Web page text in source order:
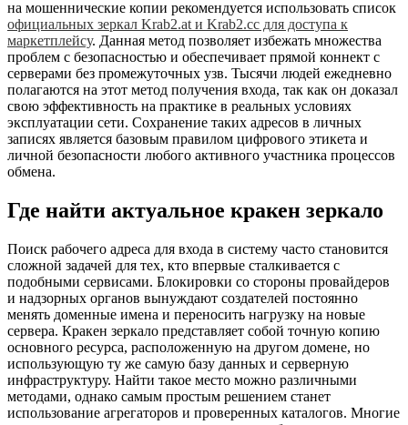
на мошеннические копии рекомендуется использовать список
официальных зеркал Krab2.at и Krab2.cc для доступа к
маркетплейсу. Данная метод позволяет избежать множества
проблем с безопасностью и обеспечивает прямой коннект с
серверами без промежуточных узв. Тысячи людей ежедневно
полагаются на этот метод получения входа, так как он доказал
свою эффективность на практике в реальных условиях
эксплуатации сети. Сохранение таких адресов в личных
записях является базовым правилом цифрового этикета и
личной безопасности любого активного участника процессов
обмена.
Где найти актуальное кракен зеркало
Поиск рабочего адреса для входа в систему часто становится
сложной задачей для тех, кто впервые сталкивается с
подобными сервисами. Блокировки со стороны провайдеров
и надзорных органов вынуждают создателей постоянно
менять доменные имена и переносить нагрузку на новые
сервера. Кракен зеркало представляет собой точную копию
основного ресурса, расположенную на другом домене, но
использующую ту же самую базу данных и серверную
инфраструктуру. Найти такое место можно различными
методами, однако самым простым решением станет
использование агрегаторов и проверенных каталогов. Многие